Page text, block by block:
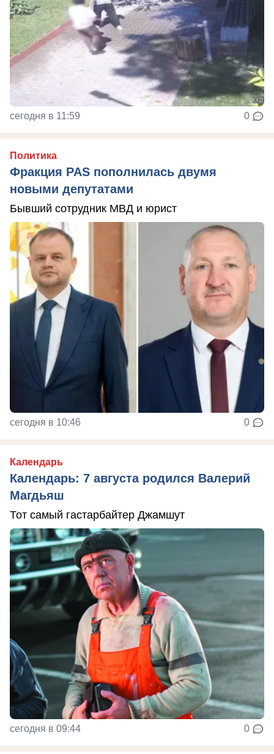
сегодня в 11:59 0
Политика
Фракция PAS пополнилась двумя
новыми депутатами
Бывший сотрудник МВД и юрист
сегодня в 10:46 0
Календарь
Календарь: 7 августа родился Валерий
Магдьяш
Тот самый гастарбайтер Джамшут
сегодня в 09:44 0